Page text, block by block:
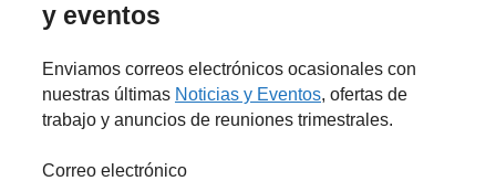
y eventos
Enviamos correos electrónicos ocasionales con
nuestras últimas Noticias y Eventos, ofertas de
trabajo y anuncios de reuniones trimestrales.
Correo electrónico